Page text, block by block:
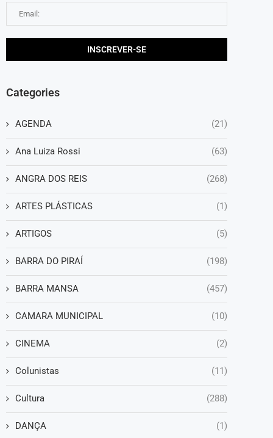
Categories
AGENDA (21)
Ana Luiza Rossi (63)
ANGRA DOS REIS (268)
ARTES PLÁSTICAS (1)
ARTIGOS (5)
BARRA DO PIRAÍ (198)
BARRA MANSA (457)
CAMARA MUNICIPAL (10)
CINEMA (2)
Colunistas (11)
Cultura (288)
DANÇA (1)